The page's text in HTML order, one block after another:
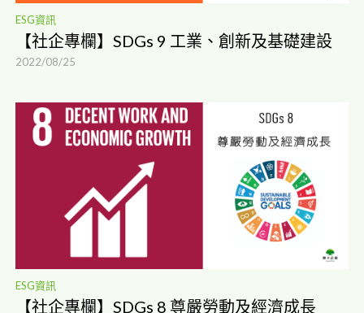
ESG資訊
【社企專欄】SDGs 9 工業、創新及基礎建設
2022/08/25
ESG資訊
【社企專欄】SDGs 8 尊嚴勞動及經濟成長